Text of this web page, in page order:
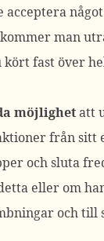
man
fast över
möjlighetatt
från sitt
och sluta
eller om
och till